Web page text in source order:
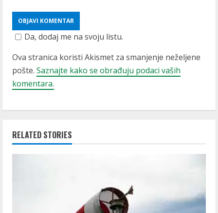
Da, dodaj me na svoju listu.
Ova stranica koristi Akismet za smanjenje neželjene
pošte. Saznajte kako se obrađuju podaci vaših
komentara.
RELATED STORIES